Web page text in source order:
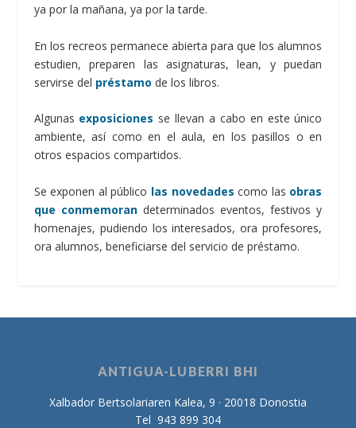
ya por la mañana, ya por la tarde.
En los recreos permanece abierta para que los alumnos
estudien, preparen las asignaturas, lean, y puedan
servirse del préstamo de los libros.
Algunas exposiciones se llevan a cabo en este único
ambiente, así como en el aula, en los pasillos o en
otros espacios compartidos.
Se exponen al público las novedades como las obras
que conmemorandeterminados eventos, festivos y
homenajes, pudiendo los interesados, ora profesores,
ora alumnos, beneficiarse del servicio de préstamo.
ANTIGUA-LUBERRI BHI
Xalbador Bertsolariaren Kalea, 9 · 20018 Donostia
Tel 943 899 304